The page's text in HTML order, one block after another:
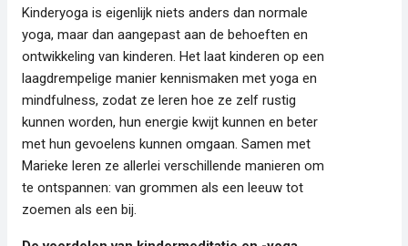
Kinderyoga is eigenlijk niets anders dan normale
yoga, maar dan aangepast aan de behoeften en
ontwikkeling van kinderen. Het laat kinderen op een
laagdrempelige manier kennismaken met yoga en
mindfulness, zodat ze leren hoe ze zelf rustig
kunnen worden, hun energie kwijt kunnen en beter
met hun gevoelens kunnen omgaan. Samen met
Marieke leren ze allerlei verschillende manieren om
te ontspannen: van grommen als een leeuw tot
zoemen als een bij.